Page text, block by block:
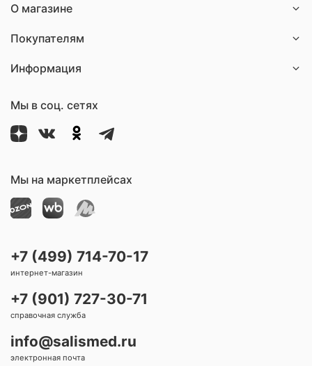
О магазине
Покупателям
Информация
Мы в соц. сетях
Мы на маркетплейсах
+7 (499) 714-70-17
интернет-магазин
+7 (901) 727-30-71
справочная служба
info@salismed.ru
электронная почта